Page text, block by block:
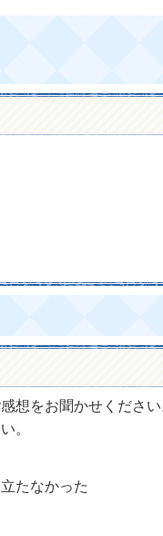
想をお聞かせくださ
。
たなかった